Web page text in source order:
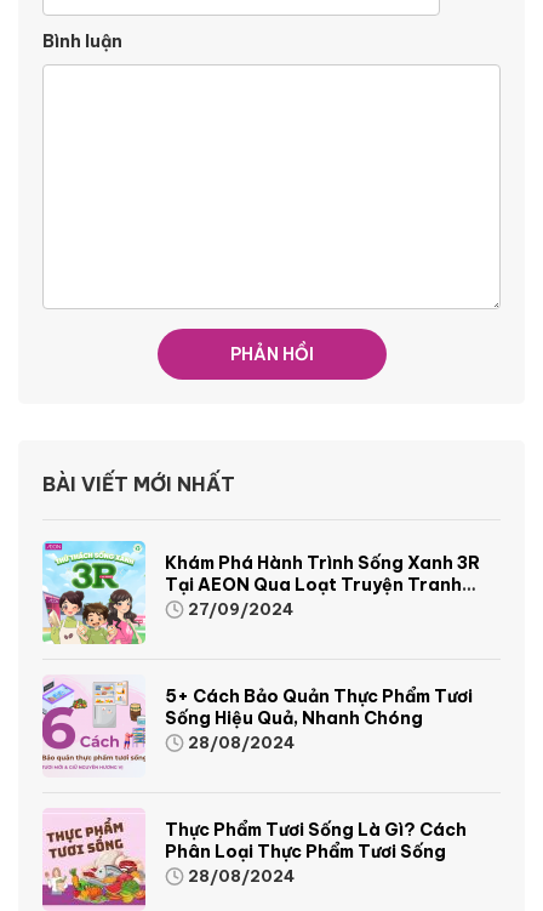
Bình luận
BÀI VIẾT MỚI NHẤT
Khám Phá Hành Trình Sống Xanh 3R
Tại AEON Qua Loạt Truyện Tranh
Sinh Động Và Thú Vị
27/09/2024
5+ Cách Bảo Quản Thực Phẩm Tươi
Sống Hiệu Quả, Nhanh Chóng
28/08/2024
Thực Phẩm Tươi Sống Là Gì? Cách
Phân Loại Thực Phẩm Tươi Sống
28/08/2024